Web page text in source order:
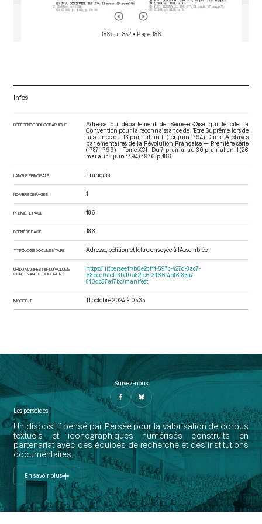
188 sur 852 • Page 186
Infos
RÉFÉRENCE BIBLIOGRAPHIQUE
Adresse du département de Seine-et-Oise, qui félicite la
Convention pour la reconnaissance de l’Etre Suprême, lors de
la séance du 13 prairial an II (1er juin 1794). Dans : Archives
parlementaires de la Révolution Française — Première série
(1787-1799) — Tome XCI - Du 7 prairial au 30 prairial an II (26
mai au 18 juin 1794) . 1976. p. 186.
LANGUE PRINCIPALE Français
NOMBRE DE PAGES 1
PREMIÈRE PAGE 186
DERNIÈRE PAGE 186
TYPOLOGIE DOCUMENTAIRE Adresse, pétition et lettre envoyée à l’Assemblée
URI DU MANIFEST IIIF DU VOLUME
CONTENANT LE DOCUMENT
https://iiif.persee.fr/b0e2cf11-597c-427d-8ac7-
68bcc0acf13b/f0a82fc6-3166-4bf6-85a7-
810dc87a17bc/manifest
MODIFIÉ LE 11 octobre 2024 à 05:35
Suivez-nous
Les perséides
Un dispositif pensé par Persée pour la valorisation de corpus
textuels et iconographiques numérisés construits en
partenariat avec des équipes de recherche et des institutions
documentaires.
En savoir plus